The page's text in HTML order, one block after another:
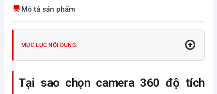
Mô tả sản phẩm
MỤC LỤC NỘI DUNG:
Tại sao chọn camera 360 độ tích